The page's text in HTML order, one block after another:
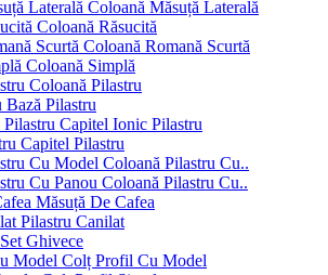
Coloană Măsuță Laterală
Coloană Răsucită
Coloană Romană Scurtă
Coloană Simplă
Coloană Pilastru
Bază Pilastru
Capitel Ionic Pilastru
Capitel Pilastru
Coloană Pilastru Cu..
Coloană Pilastru Cu..
Măsuță De Cafea
Pilastru Canilat
Set Ghivece
Colț Profil Cu Model